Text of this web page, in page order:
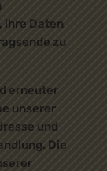
ihre Daten
zu
erneuter
unserer
und
Die